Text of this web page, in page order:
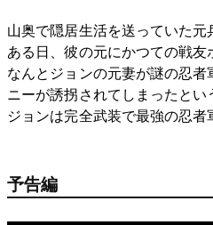
山奥で隠居生活を送っていた元
ある日、彼の元にかつての戦友
なんとジョンの元妻が謎の忍
ニーが誘拐されてしまったとい
ジョンは完全武装で最強の忍者
予告編